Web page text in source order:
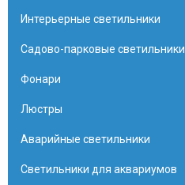
Интерьерные светильники
Садово-парковые светильники
Фонари
Люстры
Аварийные светильники
Светильники для аквариумов